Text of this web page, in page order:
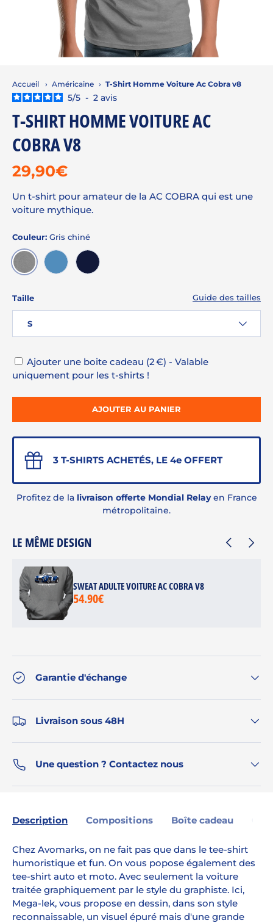
Accueil › Américaine › T-Shirt Homme Voiture Ac Cobra v8
5/5 - 2 avis
T-SHIRT HOMME VOITURE AC
COBRA V8
29,90€
Un t-shirt pour amateur de la AC COBRA qui est une
voiture mythique.
Couleur: Gris chiné
GRIS CHINÉ
AZUR MARINE
Taille Guide des tailles
S
Ajouter une boite cadeau (2 €) - Valable
uniquement pour les t-shirts !
AJOUTER AU PANIER
3 T-SHIRTS ACHETÉS, LE 4e OFFERT
Profitez de la livraison offerte Mondial Relayen France
métropolitaine.
LE MÊME DESIGN
SWEAT ADULTE VOITURE AC COBRA V8
54.90€
Garantie d'échange
Livraison sous 48H
Une question ? Contactez nous
Description Compositions Boîte cadeau
Chez Avomarks, on ne fait pas que dans le tee-shirt
humoristique et fun. On vous popose également des
tee-shirt auto et moto. Avec seulement la voiture
traitée graphiquement par le style du graphiste. Ici,
Mega-lek, vous propose en dessin, dans son style
reconnaissable, un visuel épuré mais d'une grande